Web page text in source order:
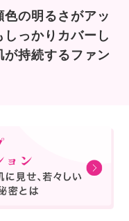
の明るさがアッ
っかりカバーし
持続するファン